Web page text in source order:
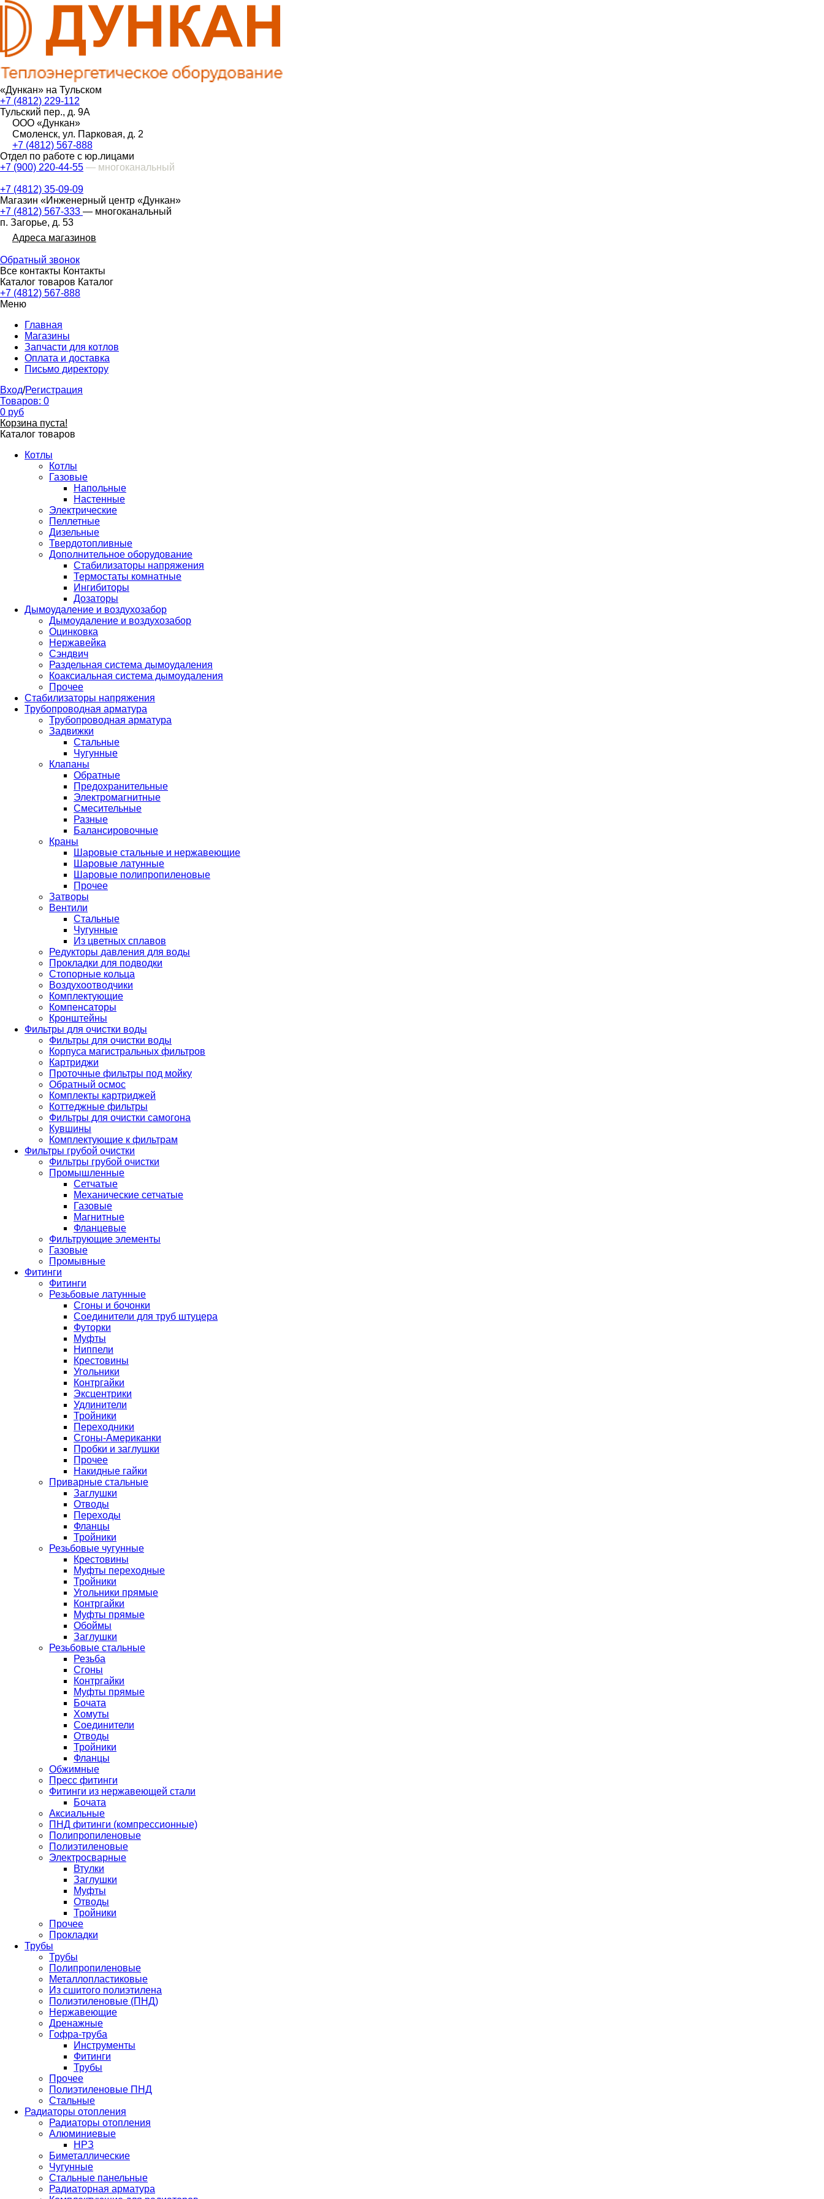
«Дункан» на Тульском
+7 (4812) 229-112
Тульский пер., д. 9А
ООО «Дункан»
Смоленск, ул. Парковая, д. 2
+7 (4812) 567-888
Отдел по работе с юр.лицами
+7 (900) 220-44-55 — многоканальный
+7 (4812) 35-09-09
Магазин «Инженерный центр «Дункан»
+7 (4812) 567-333 — многоканальный
п. Загорье, д. 53
Адреса магазинов
Обратный звонок
Все контакты Контакты
Каталог товаров Каталог
+7 (4812) 567-888
Меню
Главная
Магазины
Запчасти для котлов
Оплата и доставка
Письмо директору
Вход/Регистрация
Товаров: 0
0 руб
Корзина пуста!
Каталог товаров
Котлы
Котлы
Газовые
Напольные
Настенные
Электрические
Пеллетные
Дизельные
Твердотопливные
Дополнительное оборудование
Стабилизаторы напряжения
Термостаты комнатные
Ингибиторы
Дозаторы
Дымоудаление и воздухозабор
Дымоудаление и воздухозабор
Оцинковка
Нержавейка
Сэндвич
Раздельная система дымоудаления
Коаксиальная система дымоудаления
Прочее
Стабилизаторы напряжения
Трубопроводная арматура
Трубопроводная арматура
Задвижки
Стальные
Чугунные
Клапаны
Обратные
Предохранительные
Электромагнитные
Смесительные
Разные
Балансировочные
Краны
Шаровые стальные и нержавеющие
Шаровые латунные
Шаровые полипропиленовые
Прочее
Затворы
Вентили
Стальные
Чугунные
Из цветных сплавов
Редукторы давления для воды
Прокладки для подводки
Стопорные кольца
Воздухоотводчики
Комплектующие
Компенсаторы
Кронштейны
Фильтры для очистки воды
Фильтры для очистки воды
Корпуса магистральных фильтров
Картриджи
Проточные фильтры под мойку
Обратный осмос
Комплекты картриджей
Коттеджные фильтры
Фильтры для очистки самогона
Кувшины
Комплектующие к фильтрам
Фильтры грубой очистки
Фильтры грубой очистки
Промышленные
Сетчатые
Механические сетчатые
Газовые
Магнитные
Фланцевые
Фильтрующие элементы
Газовые
Промывные
Фитинги
Фитинги
Резьбовые латунные
Сгоны и бочонки
Соединители для труб штуцера
Футорки
Муфты
Ниппели
Крестовины
Угольники
Контргайки
Эксцентрики
Удлинители
Тройники
Переходники
Сгоны-Американки
Пробки и заглушки
Прочее
Накидные гайки
Приварные стальные
Заглушки
Отводы
Переходы
Фланцы
Тройники
Резьбовые чугунные
Крестовины
Муфты переходные
Тройники
Угольники прямые
Контргайки
Муфты прямые
Обоймы
Заглушки
Резьбовые стальные
Резьба
Сгоны
Контргайки
Муфты прямые
Бочата
Хомуты
Соединители
Отводы
Тройники
Фланцы
Обжимные
Пресс фитинги
Фитинги из нержавеющей стали
Бочата
Аксиальные
ПНД фитинги (компрессионные)
Полипропиленовые
Полиэтиленовые
Электросварные
Втулки
Заглушки
Муфты
Отводы
Тройники
Прочее
Прокладки
Трубы
Трубы
Полипропиленовые
Металлопластиковые
Из сшитого полиэтилена
Полиэтиленовые (ПНД)
Нержавеющие
Дренажные
Гофра-труба
Инструменты
Фитинги
Трубы
Прочее
Полиэтиленовые ПНД
Стальные
Радиаторы отопления
Радиаторы отопления
Алюминиевые
НРЗ
Биметаллические
Чугунные
Стальные панельные
Радиаторная арматура